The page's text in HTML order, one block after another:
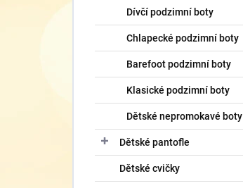
Dívčí podzimní boty
Chlapecké podzimní boty
Barefoot podzimní boty
Klasické podzimní boty
Dětské nepromokavé boty
Dětské pantofle
Dětské cvičky